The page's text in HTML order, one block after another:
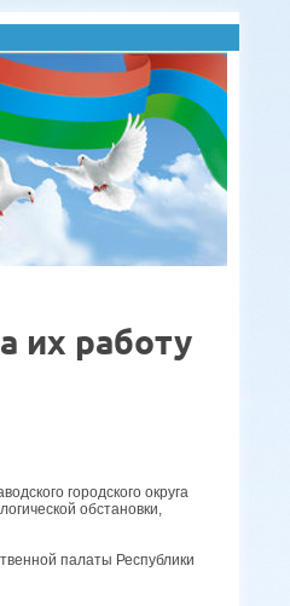
их работу
городского округа
обстановки,
палаты Республики